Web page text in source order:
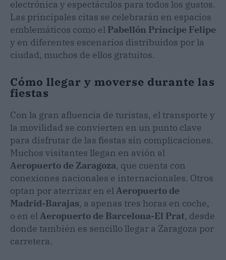
electrónica y espectáculos para todos los gustos.
Las principales citas se celebrarán en espacios
emblemáticos como el Pabellón Príncipe Felipe
y en diferentes escenarios distribuidos por la
ciudad, muchos de ellos gratuitos.
Cómo llegar y moverse durante las
fiestas
Con la gran afluencia de turistas, el transporte y
la movilidad se convierten en un punto clave
para disfrutar de las fiestas sin complicaciones.
Muchos visitantes llegan en avión al
Aeropuerto de Zaragoza, que cuenta con
conexiones nacionales e internacionales. Otros
optan por aterrizar en elAeropuerto de
Madrid-Barajas, a apenas tres horas en coche,
o en elAeropuerto de Barcelona-El Prat, desde
donde también es sencillo llegar a Zaragoza por
carretera.